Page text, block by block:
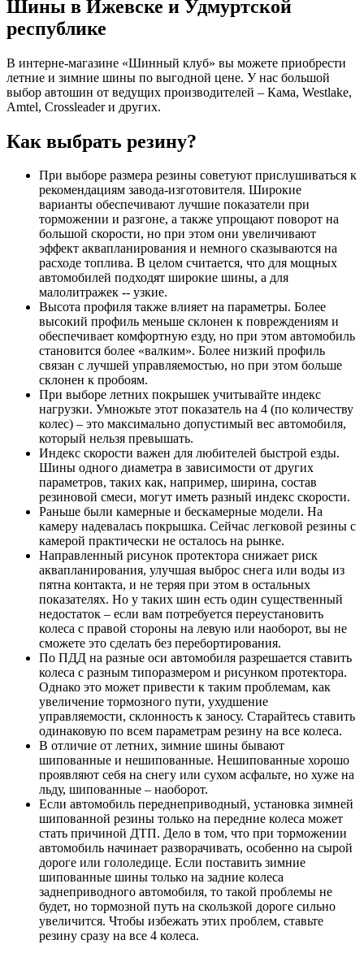
Шины в Ижевске и Удмуртской
республике
В интерне-магазине «Шинный клуб» вы можете приобрести
летние и зимние шины по выгодной цене. У нас большой
выбор автошин от ведущих производителей – Кама, Westlake,
Amtel, Crossleader и других.
Как выбрать резину?
При выборе размера резины советуют прислушиваться к
рекомендациям завода-изготовителя. Широкие
варианты обеспечивают лучшие показатели при
торможении и разгоне, а также упрощают поворот на
большой скорости, но при этом они увеличивают
эффект аквапланирования и немного сказываются на
расходе топлива. В целом считается, что для мощных
автомобилей подходят широкие шины, а для
малолитражек -- узкие.
Высота профиля также влияет на параметры. Более
высокий профиль меньше склонен к повреждениям и
обеспечивает комфортную езду, но при этом автомобиль
становится более «валким». Более низкий профиль
связан с лучшей управляемостью, но при этом больше
склонен к пробоям.
При выборе летних покрышек учитывайте индекс
нагрузки. Умножьте этот показатель на 4 (по количеству
колес) – это максимально допустимый вес автомобиля,
который нельзя превышать.
Индекс скорости важен для любителей быстрой езды.
Шины одного диаметра в зависимости от других
параметров, таких как, например, ширина, состав
резиновой смеси, могут иметь разный индекс скорости.
Раньше были камерные и бескамерные модели. На
камеру надевалась покрышка. Сейчас легковой резины с
камерой практически не осталось на рынке.
Направленный рисунок протектора снижает риск
аквапланирования, улучшая выброс снега или воды из
пятна контакта, и не теряя при этом в остальных
показателях. Но у таких шин есть один существенный
недостаток – если вам потребуется переустановить
колеса с правой стороны на левую или наоборот, вы не
сможете это сделать без перебортирования.
По ПДД на разные оси автомобиля разрешается ставить
колеса с разным типоразмером и рисунком протектора.
Однако это может привести к таким проблемам, как
увеличение тормозного пути, ухудшение
управляемости, склонность к заносу. Старайтесь ставить
одинаковую по всем параметрам резину на все колеса.
В отличие от летних, зимние шины бывают
шипованные и нешипованные. Нешипованные хорошо
проявляют себя на снегу или сухом асфальте, но хуже на
льду, шипованные – наоборот.
Если автомобиль переднеприводный, установка зимней
шипованной резины только на передние колеса может
стать причиной ДТП. Дело в том, что при торможении
автомобиль начинает разворачивать, особенно на сырой
дороге или гололедице. Если поставить зимние
шипованные шины только на задние колеса
заднеприводного автомобиля, то такой проблемы не
будет, но тормозной путь на скользкой дороге сильно
увеличится. Чтобы избежать этих проблем, ставьте
резину сразу на все 4 колеса.